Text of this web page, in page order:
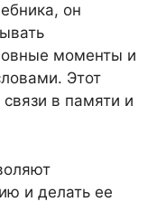
он
моменты и
Этот
в памяти и
и делать ее